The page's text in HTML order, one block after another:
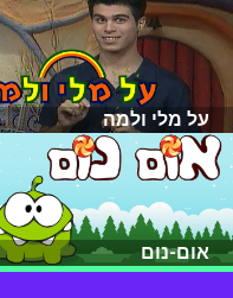
על מלי ולמה
אום-נום